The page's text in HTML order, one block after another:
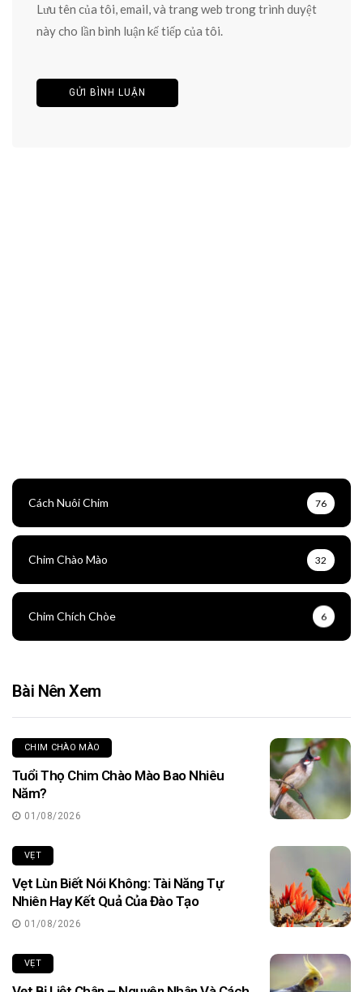
Lưu tên của tôi, email, và trang web trong trình duyệt
này cho lần bình luận kế tiếp của tôi.
Cách Nuôi Chim 76
Chim Chào Mào 32
Chim Chích Chòe 6
Bài Nên Xem
CHIM CHÀO MÀO
Tuổi Thọ Chim Chào Mào Bao Nhiêu
Năm?
01/08/2026
VẸT
Vẹt Lùn Biết Nói Không: Tài Năng Tự
Nhiên Hay Kết Quả Của Đào Tạo
01/08/2026
VẸT